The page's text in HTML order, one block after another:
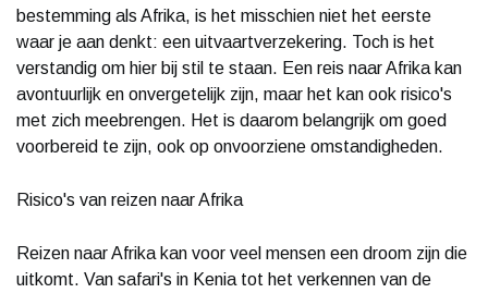
bestemming als Afrika, is het misschien niet het eerste
waar je aan denkt: een uitvaartverzekering. Toch is het
verstandig om hier bij stil te staan. Een reis naar Afrika kan
avontuurlijk en onvergetelijk zijn, maar het kan ook risico's
met zich meebrengen. Het is daarom belangrijk om goed
voorbereid te zijn, ook op onvoorziene omstandigheden.
Risico's van reizen naar Afrika
Reizen naar Afrika kan voor veel mensen een droom zijn die
uitkomt. Van safari's in Kenia tot het verkennen van de